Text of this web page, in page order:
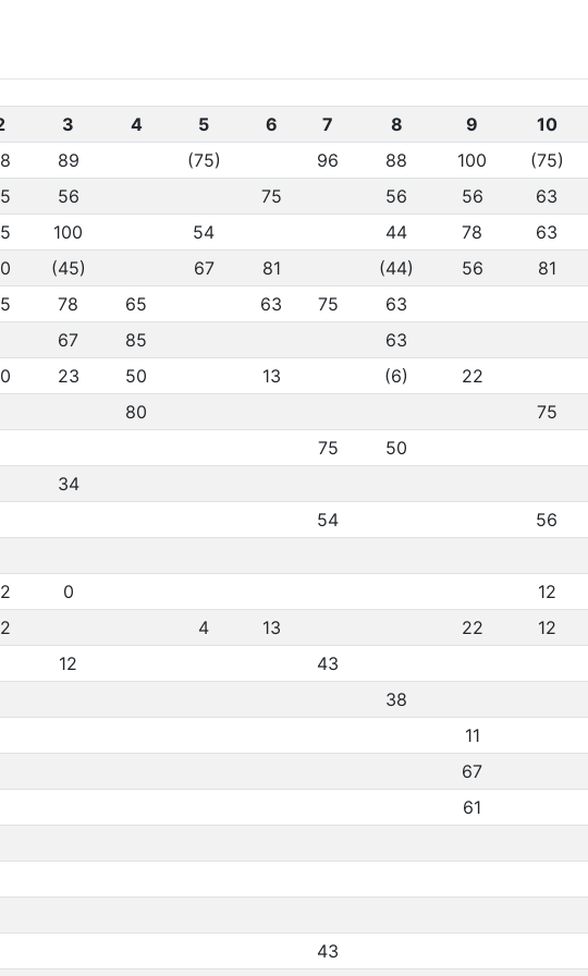
3 4 5 6 7 8 9 10
89 (75) 96 88 100 (75)
56 75 56 56 63
100 54 44 78 63
(45) 67 81 (44) 56 81
78 65 63 75 63
67 85 63
23 50 13 (6) 22
80 75
75 50
34
54 56
0 12
4 13 22 12
12 43
38
11
67
61
43